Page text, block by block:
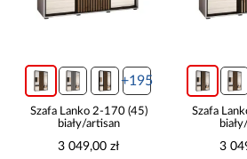
+195
Szafa Lanko 2-170 (45)
biały/artisan
3 049,00 zł
Szafa
3